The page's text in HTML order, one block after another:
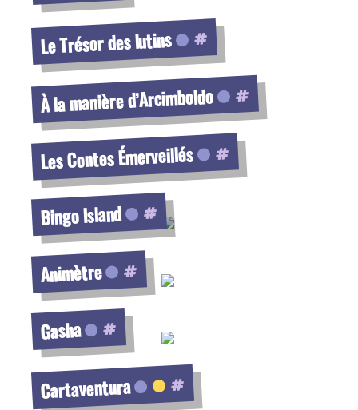
Le Trésor des lutins
À la manière d’Arcimboldo
Les Contes Émerveillés
Voir la fiche
Bingo Island
Voir la fiche
Animètre
Voir la fiche
Gasha
Voir la fiche
Cartaventura
Voir la fiche